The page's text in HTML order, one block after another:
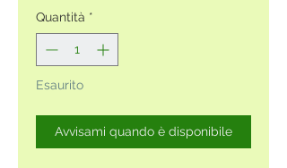
Quantità *
Esaurito
Avvisami quando è disponibile